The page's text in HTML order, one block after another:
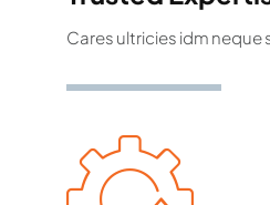
Cares ultricies idm neque